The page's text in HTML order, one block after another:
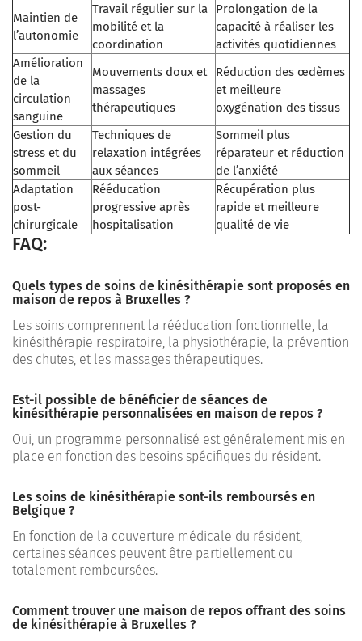
Maintien de
l’autonomie
Travail régulier sur la
mobilité et la
coordination
Prolongation de la
capacité à réaliser les
activités quotidiennes
Amélioration
de la
circulation
sanguine
Mouvements doux et
massages
thérapeutiques
Réduction des œdèmes
et meilleure
oxygénation des tissus
Gestion du
stress et du
sommeil
Techniques de
relaxation intégrées
aux séances
Sommeil plus
réparateur et réduction
de l’anxiété
Adaptation
post-
chirurgicale
Rééducation
progressive après
hospitalisation
Récupération plus
rapide et meilleure
qualité de vie
FAQ:
Quels types de soins de kinésithérapie sont proposés en
maison de repos à Bruxelles ?
Les soins comprennent la rééducation fonctionnelle, la
kinésithérapie respiratoire, la physiothérapie, la prévention
des chutes, et les massages thérapeutiques.
Est-il possible de bénéficier de séances de
kinésithérapie personnalisées en maison de repos ?
Oui, un programme personnalisé est généralement mis en
place en fonction des besoins spécifiques du résident.
Les soins de kinésithérapie sont-ils remboursés en
Belgique ?
En fonction de la couverture médicale du résident,
certaines séances peuvent être partiellement ou
totalement remboursées.
Comment trouver une maison de repos offrant des soins
de kinésithérapie à Bruxelles ?